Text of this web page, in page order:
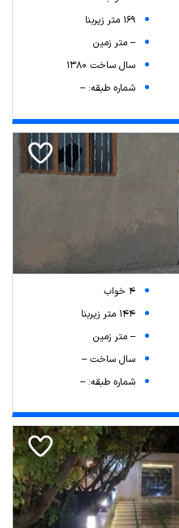
169 متر زیربنا
-- متر زمین
سال ساخت 1380
شماره طبقه: --
4 خواب
144 متر زیربنا
-- متر زمین
سال ساخت --
شماره طبقه: --